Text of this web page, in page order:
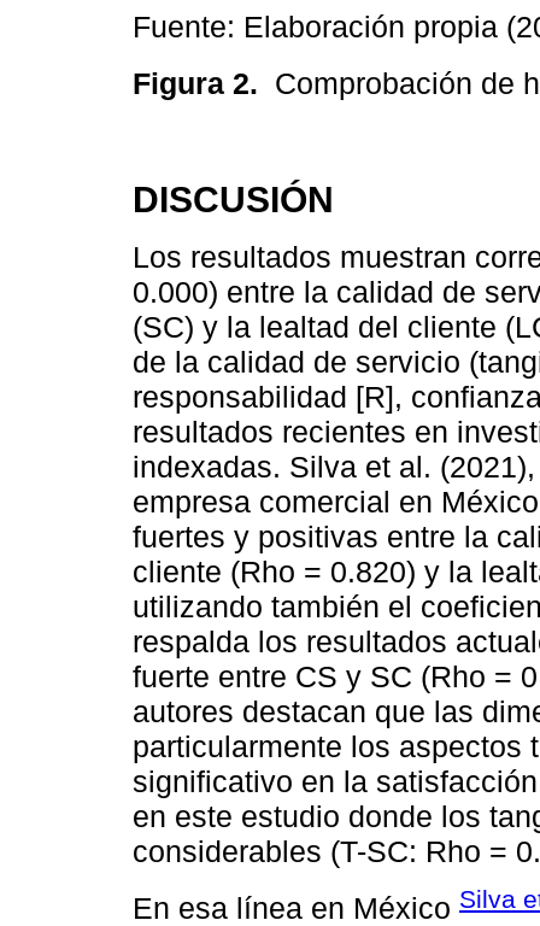
Fuente: Elaboración propia
Figura 2. Comprobación de
DISCUSIÓN
Los resultados muestran
0.000) entre la calidad de
(SC) y la lealtad del cliente
de la calidad de servicio
responsabilidad [R],
resultados recientes en
indexadas. Silva et al.
empresa comercial en
fuertes y positivas entre la
cliente (Rho = 0.820) y la
utilizando también el
respalda los resultados
fuerte entre CS y SC (Rho =
autores destacan que las
particularmente los aspectos
significativo en la
en este estudio donde los
considerables (T-SC: Rho =
En esa línea en México Silva